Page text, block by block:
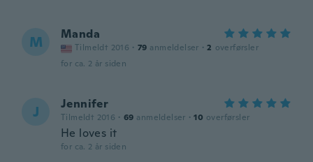
M Manda
Tilmeldt 2016 · 79 anmeldelser · 2 overførsler
for ca. 2 år siden
J Jennifer
Tilmeldt 2016 · 69 anmeldelser · 10 overførsler
He loves it
for ca. 2 år siden